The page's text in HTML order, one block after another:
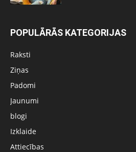
POPULĀRĀS KATEGORIJAS
Raksti
Ziņas
Padomi
Jaunumi
blogi
Izklaide
Attiecības